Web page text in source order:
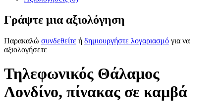
Γράψτε μια αξιολόγηση
Παρακαλώ συνδεθείτε ή δημιουργήστε λογαριασμό για να
αξιολογήσετε
Τηλεφωνικός Θάλαμος
Λονδίνο, πίνακας σε καμβά